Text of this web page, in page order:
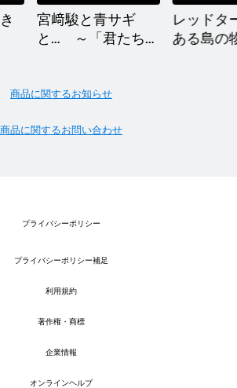
宮﨑駿と青サギ
と… ～「君たちは
レッド
ある島の
商品に関するお知らせ
商品に関するお問い合わせ
プライバシーポリシー
プライバシーポリシー補足
利用規約
著作権・商標
企業情報
オンラインヘルプ